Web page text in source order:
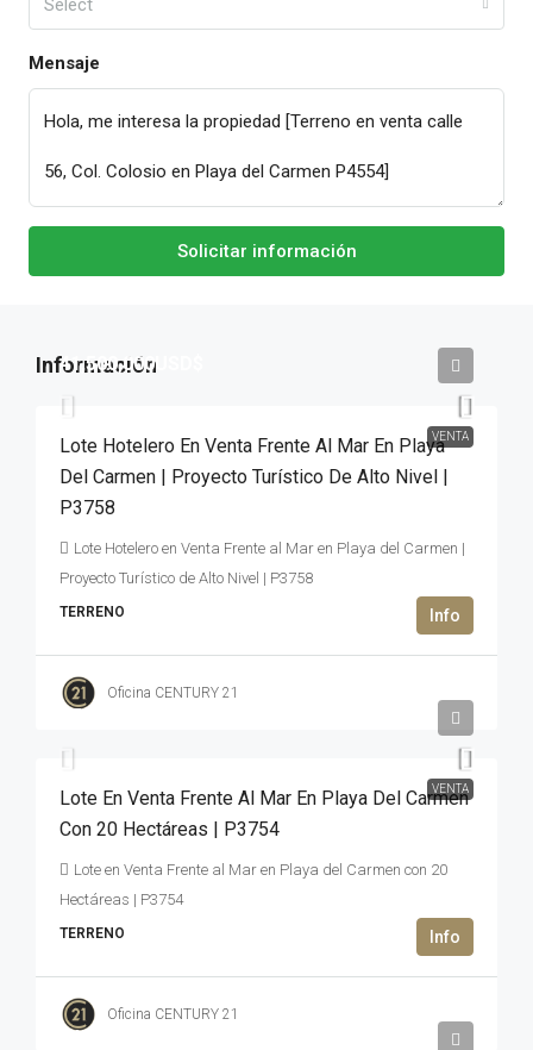
Select
Mensaje
Solicitar información
VENTA
41,500,000USD$
Lote Hotelero En Venta Frente Al Mar En Playa
Del Carmen | Proyecto Turístico De Alto Nivel |
P3758
Lote Hotelero en Venta Frente al Mar en Playa del Carmen |
Proyecto Turístico de Alto Nivel | P3758
TERRENO
Oficina CENTURY 21
VENTA
27,000,000USD$
Lote En Venta Frente Al Mar En Playa Del Carmen
Con 20 Hectáreas | P3754
Lote en Venta Frente al Mar en Playa del Carmen con 20
Hectáreas | P3754
TERRENO
Oficina CENTURY 21
345,895,350MXN$